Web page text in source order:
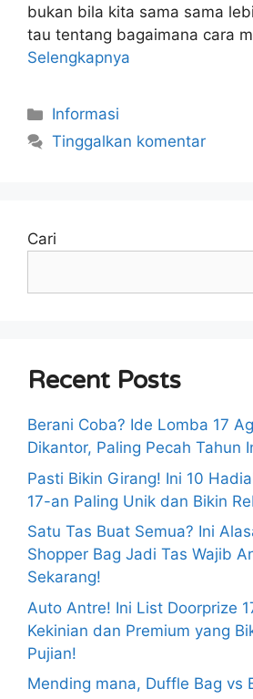
bukan bila kita sama sama
tau tentang bagaimana cara
Selengkapnya
Kategori
Informasi
Tinggalkan komentar
Cari
Recent Posts
Berani Coba? Ide Lomba 17
Dikantor, Paling Pecah Tahun
Pasti Bikin Girang! Ini 10
17-an Paling Unik dan Bikin
Satu Tas Buat Semua? Ini
Shopper Bag Jadi Tas Wajib
Sekarang!
Auto Antre! Ini List Doorprize
Kekinian dan Premium yang
Pujian!
Mending mana, Duffle Bag vs